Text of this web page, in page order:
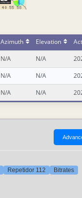
Azimuth Elevation
N/A N/A
N/A N/A
N/A N/A
Repetidor 112 Bitrates